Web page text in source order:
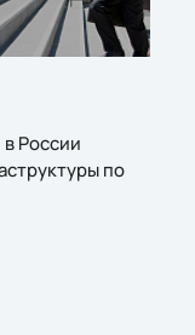
России
по